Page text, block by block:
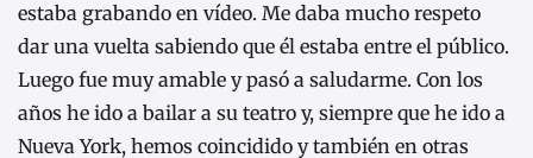
estaba grabando en vídeo. Me daba mucho respeto
dar una vuelta sabiendo que él estaba entre el público.
Luego fue muy amable y pasó a saludarme. Con los
años he ido a bailar a su teatro y, siempre que he ido a
Nueva York, hemos coincidido y también en otras